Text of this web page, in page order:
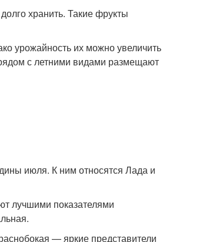
хранить. Такие фрукты
урожайность их можно увеличить
с летними видами размещают
июля. К ним относятся Лада и
лучшими показателями
— яркие представители